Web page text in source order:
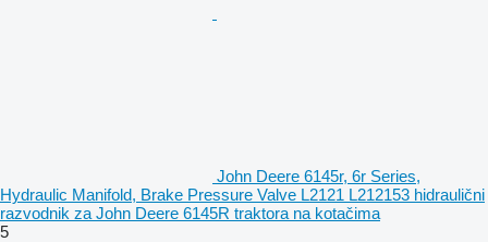
John Deere 6145r, 6r Series,
Hydraulic Manifold, Brake Pressure Valve L2121 L212153 hidraulični
razvodnik za John Deere 6145R traktora na kotačima
5